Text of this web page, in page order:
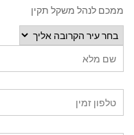
ממכם לנהל משקל תקין